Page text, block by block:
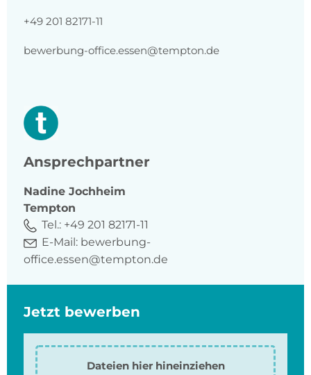
+49 201 82171-11
bewerbung-office.essen@tempton.de
Ansprechpartner
Nadine Jochheim
Tempton
Tel.: +49 201 82171-11
E-Mail: bewerbung-
office.essen@tempton.de
Jetzt bewerben
Dateien hier hineinziehen